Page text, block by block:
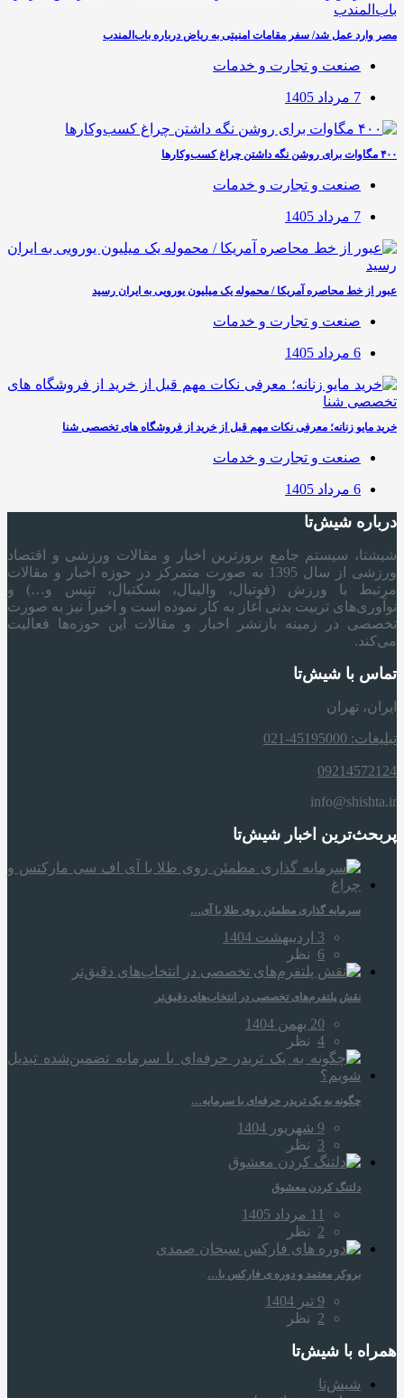
مصر وارد عمل شد/ سفر مقامات امنیتی به ریاض درباره باب‌المندب
صنعت و تجارت و خدمات
7 مرداد 1405
۴۰۰ مگاوات برای روشن نگه داشتن چراغ کسب‌وکار‌ها
صنعت و تجارت و خدمات
7 مرداد 1405
عبور از خط محاصره آمریکا / محموله یک میلیون یورویی به ایران رسید
صنعت و تجارت و خدمات
6 مرداد 1405
خرید مایو زنانه؛ معرفی نکات مهم قبل از خرید از فروشگاه های تخصصی شنا
صنعت و تجارت و خدمات
6 مرداد 1405
درباره شیش‌تا
شیشتا، سیستم جامع بروزترین اخبار و مقالات ورزشی و اقتصاد
ورزشی از سال 1395 به صورت متمرکز در حوزه اخبار و مقالات
مرتبط با ورزش (فوتبال، والیبال، بسکتبال، تنیس و…) و
نوآوری‌های تربیت بدنی آغاز به کار نموده است و اخیراً نیز به صورت
تخصصی در زمینه بازنشر اخبار و مقالات این حوزه‌ها فعالیت
می‌کند.
تماس با شیش‌تا
ایران، تهران
تبلیغات: 45195000-021
09214572124
info@shishta.ir
پربحث‌ترین اخبار شیش‌تا
سرمایه‌ گذاری مطمئن روی طلا با آی…
3 اردیبهشت 1404
6 نظر
نقش پلتفرم‌های تخصصی در انتخاب‌های دقیق‌تر
20 بهمن 1404
4 نظر
چگونه به یک تریدر حرفه‌ای با سرمایه…
9 شهریور 1404
3 نظر
دلتنگ کردن معشوق
11 مرداد 1405
2 نظر
بروکر معتمد و دوره‌ ی فارکس با…
9 تیر 1404
2 نظر
همراه‌ با شیش‌تا
شیش‌تا